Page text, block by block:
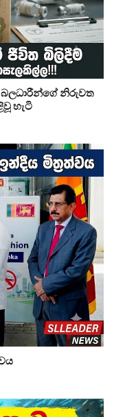
බලධාරීන්ගේ නිරුවත
හැටි